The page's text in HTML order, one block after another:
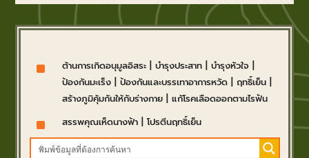
^ ต้านการเกิดอนุมูลอิสระ| บำรุงประสาท| บำรุงหัวใจ|
ป้องกันมะเร็ง| ป้องกันและบรรเทาอาการหวัด| ฤทธิ์เย็น|
สร้างภูมิคุ้มกันให้กับร่างกาย| แก้โรคเลือดออกตามไรฟัน
^ สรรพคุณเห็ดนางฟ้า| โปรตีนฤทธิ์เย็น